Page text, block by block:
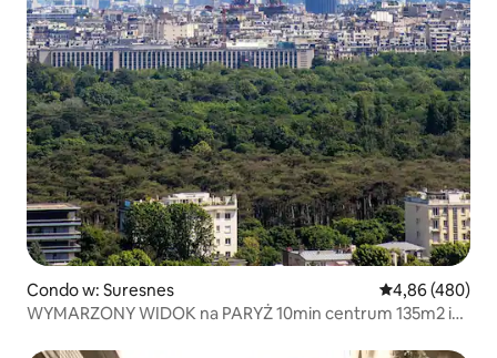
Condo w: Suresnes Średnia
4,86 (480)
WYMARZONY WIDOK na PARYŻ 10min centrum 135m2 i